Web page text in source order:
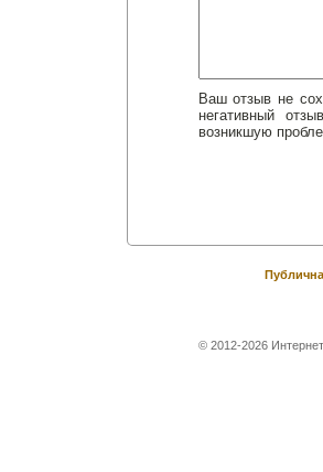
Ваш отзыв не
негативный
возникшую
© 2012-2026